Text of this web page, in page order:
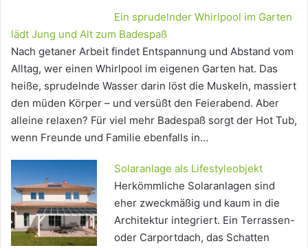
Ein sprudelnder Whirlpool im Garten
lädt Jung und Alt zum Badespaß
Nach getaner Arbeit findet Entspannung und Abstand vom
Alltag, wer einen Whirlpool im eigenen Garten hat. Das
heiße, sprudelnde Wasser darin löst die Muskeln, massiert
den müden Körper – und versüßt den Feierabend. Aber
alleine relaxen? Für viel mehr Badespaß sorgt der Hot Tub,
wenn Freunde und Familie ebenfalls in…
Solaranlage als Lifestyleobjekt
Herkömmliche Solaranlagen sind
eher zweckmäßig und kaum in die
Architektur integriert. Ein Terrassen-
oder Carportdach, das Schatten